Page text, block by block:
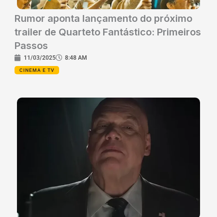
Rumor aponta lançamento do próximo
trailer de Quarteto Fantástico: Primeiros
Passos
11/03/2025 8:48 AM
CINEMA E TV